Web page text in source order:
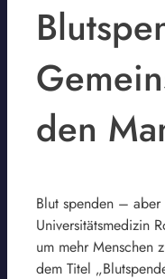
den
Blut spenden –
Universitätsmedizin
um mehr Menschen
dem Titel